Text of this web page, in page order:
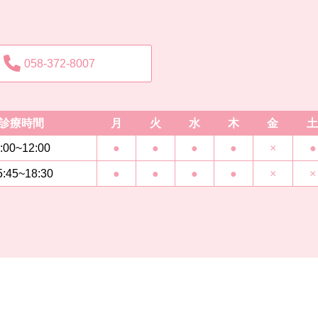
058-372-8007
療時間 月 火 水 木 金 土
● ● ● ● × ●
● ● ● ● × ×